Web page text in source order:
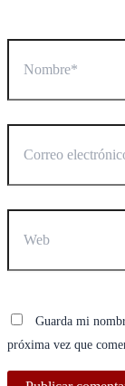
electrónico*
Guarda mi
próxima vez que